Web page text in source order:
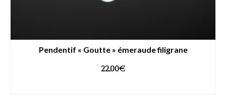
Pendentif « Goutte » émeraude filigrane
22,00€